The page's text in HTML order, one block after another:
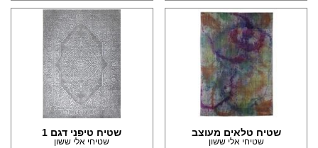
שטיח טלאים מעוצב
שטיחי אלי ששון
שטיח טיפני דגם 1
שטיחי אלי ששון